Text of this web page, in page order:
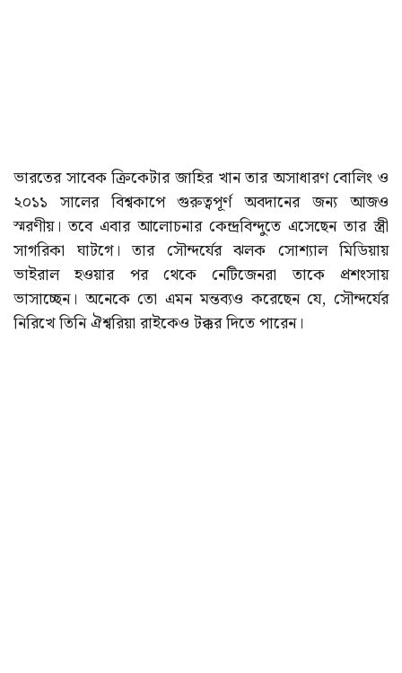
ভারতের সাবেক ক্রিকেটার জাহির খান তার অসাধারণ বোলিং ও
২০১১ সালের বিশ্বকাপে গুরুত্বপূর্ণ অবদানের জন্য আজও
স্মরণীয়। তবে এবার আলোচনার কেন্দ্রবিন্দুতে এসেছেন তার স্ত্রী
সাগরিকা ঘাটগে। তার সৌন্দর্যের ঝলক সোশ্যাল মিডিয়ায়
ভাইরাল হওয়ার পর থেকে নেটিজেনরা তাকে প্রশংসায়
ভাসাচ্ছেন। অনেকে তো এমন মন্তব্যও করেছেন যে, সৌন্দর্যের
নিরিখে তিনি ঐশ্বরিয়া রাইকেও টক্কর দিতে পারেন।